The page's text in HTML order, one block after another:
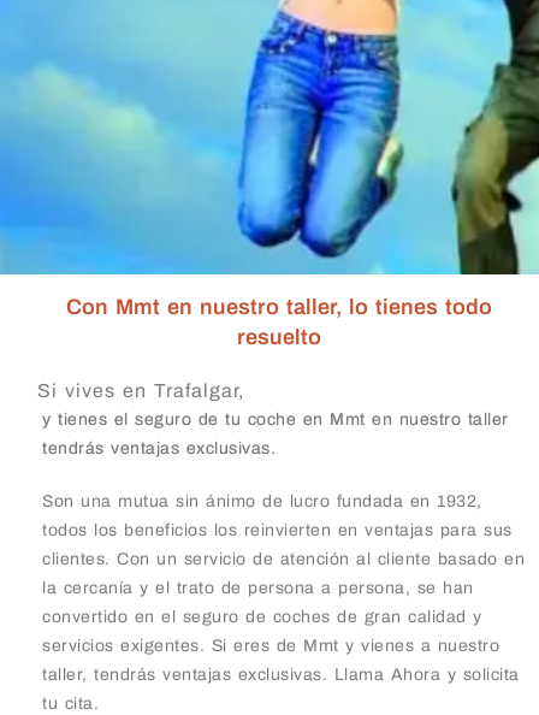
Con Mmt en nuestro taller, lo tienes todo
resuelto
Si vives en Trafalgar,
y tienes el seguro de tu coche en Mmt en nuestro taller
tendrás ventajas exclusivas.
Son una mutua sin ánimo de lucro fundada en 1932,
todos los beneficios los reinvierten en ventajas para sus
clientes. Con un servicio de atención al cliente basado en
la cercanía y el trato de persona a persona, se han
convertido en el seguro de coches de gran calidad y
servicios exigentes. Si eres de Mmt y vienes a nuestro
taller, tendrás ventajas exclusivas. Llama Ahora y solicita
tu cita.